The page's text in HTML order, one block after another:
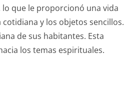
que le proporcionó una vida
y los objetos sencillos.
de sus habitantes. Esta
los temas espirituales.